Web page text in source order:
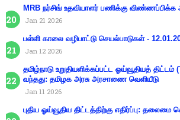
MRB நர்சிங் உதவியாளர் பணிக்கு விண்ணப்பிக்க
Jan 21 2026
பள்ளி காலை வழிபாட்டு செயல்பாடுகள் -
Jan 12 2026
தமிழ்நாடு உறுதியளிக்கப்பட்ட ஓய்வூதியத் திட்டம்
வந்தது: தமிழக அரசு அரசாணை வெளியீடு
Jan 11 2026
புதிய ஓய்வூதிய திட்டத்திற்கு எதிர்ப்பு: